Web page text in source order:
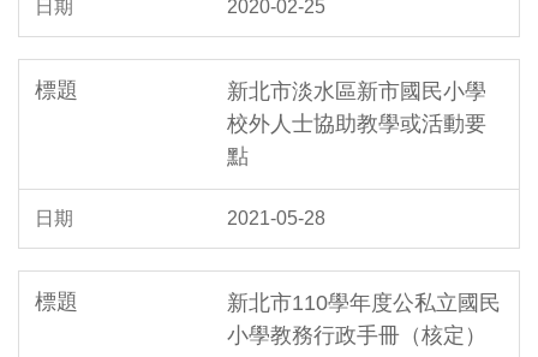
2020-02-25
新北市淡水區新市國民小學
校外人士協助教學或活動要
點
2021-05-28
新北市110學年度公私立國民
小學教務行政手冊（核定）